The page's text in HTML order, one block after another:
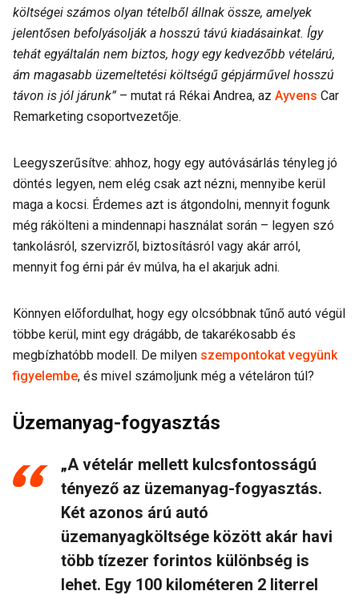
költségei számos olyan tételből állnak össze, amelyek
jelentősen befolyásolják a hosszú távú kiadásainkat. Így
tehát egyáltalán nem biztos, hogy egy kedvezőbb vételárú,
ám magasabb üzemeltetési költségű gépjárművel hosszú
távon is jól járunk” – mutat rá Rékai Andrea, az Ayvens Car
Remarketing csoportvezetője.
Leegyszerűsítve: ahhoz, hogy egy autóvásárlás tényleg jó
döntés legyen, nem elég csak azt nézni, mennyibe kerül
maga a kocsi. Érdemes azt is átgondolni, mennyit fogunk
még rákölteni a mindennapi használat során – legyen szó
tankolásról, szervizről, biztosításról vagy akár arról,
mennyit fog érni pár év múlva, ha el akarjuk adni.
Könnyen előfordulhat, hogy egy olcsóbbnak tűnő autó végül
többe kerül, mint egy drágább, de takarékosabb és
megbízhatóbb modell. De milyen szempontokat vegyünk
figyelembe, és mivel számoljunk még a vételáron túl?
Üzemanyag-fogyasztás
„A vételár mellett kulcsfontosságú
tényező az üzemanyag-fogyasztás.
Két azonos árú autó
üzemanyagköltsége között akár havi
több tízezer forintos különbség is
lehet. Egy 100 kilométeren 2 literrel